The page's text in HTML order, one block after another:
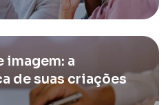
imagem: a
de suas criações